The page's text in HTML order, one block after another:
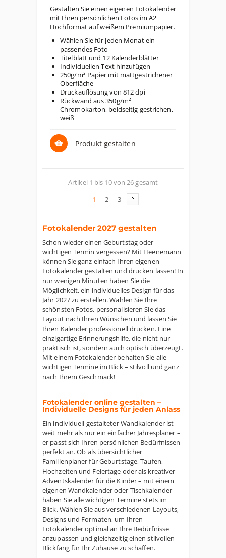
Gestalten Sie einen eigenen Fotokalender
mit Ihren persönlichen Fotos im A2
Hochformat auf weißem Premiumpapier.
Wählen Sie für jeden Monat ein
passendes Foto
Titelblatt und 12 Kalenderblätter
Individuellen Text hinzufügen
250g/m² Papier mit mattgestrichener
Oberfläche
Druckauflösung von 812 dpi
Rückwand aus 350g/m²
Chromokarton, beidseitig gestrichen,
weiß
Produkt gestalten
Artikel 1 bis 10 von 26 gesamt
1
2 3
Fotokalender 2027 gestalten
Schon wieder einen Geburtstag oder
wichtigen Termin vergessen? Mit Heenemann
können Sie ganz einfach Ihren eigenen
Fotokalender gestalten und drucken lassen! In
nur wenigen Minuten haben Sie die
Möglichkeit, ein individuelles Design für das
Jahr 2027 zu erstellen. Wählen Sie Ihre
schönsten Fotos, personalisieren Sie das
Layout nach Ihren Wünschen und lassen Sie
Ihren Kalender professionell drucken. Eine
einzigartige Erinnerungshilfe, die nicht nur
praktisch ist, sondern auch optisch überzeugt.
Mit einem Fotokalender behalten Sie alle
wichtigen Termine im Blick – stilvoll und ganz
nach Ihrem Geschmack!
Fotokalender online gestalten –
Individuelle Designs für jeden Anlass
Ein individuell gestalteter Wandkalender ist
weit mehr als nur ein einfacher Jahresplaner –
er passt sich Ihren persönlichen Bedürfnissen
perfekt an. Ob als übersichtlicher
Familienplaner für Geburtstage, Taufen,
Hochzeiten und Feiertage oder als kreativer
Adventskalender für die Kinder – mit einem
eigenen Wandkalender oder Tischkalender
haben Sie alle wichtigen Termine stets im
Blick. Wählen Sie aus verschiedenen Layouts,
Designs und Formaten, um Ihren
Fotokalender optimal an Ihre Bedürfnisse
anzupassen und gleichzeitig einen stilvollen
Blickfang für Ihr Zuhause zu schaffen.